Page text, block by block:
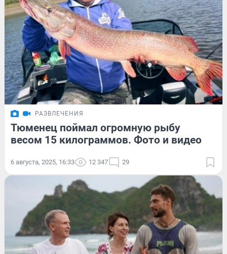
РАЗВЛЕЧЕНИЯ
Тюменец поймал огромную рыбу
весом 15 килограммов. Фото и видео
6 августа, 2025, 16:33 12 347 29